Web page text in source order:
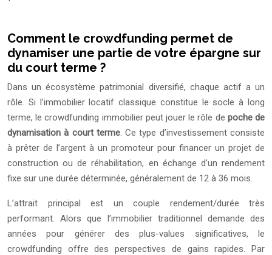
Comment le crowdfunding permet de
dynamiser une partie de votre épargne sur
du court terme ?
Dans un écosystème patrimonial diversifié, chaque actif a un
rôle. Si l’immobilier locatif classique constitue le socle à long
terme, le crowdfunding immobilier peut jouer le rôle de poche de
dynamisation à court terme. Ce type d’investissement consiste
à prêter de l’argent à un promoteur pour financer un projet de
construction ou de réhabilitation, en échange d’un rendement
fixe sur une durée déterminée, généralement de 12 à 36 mois.
L’attrait principal est un couple rendement/durée très
performant. Alors que l’immobilier traditionnel demande des
années pour générer des plus-values significatives, le
crowdfunding offre des perspectives de gains rapides. Par